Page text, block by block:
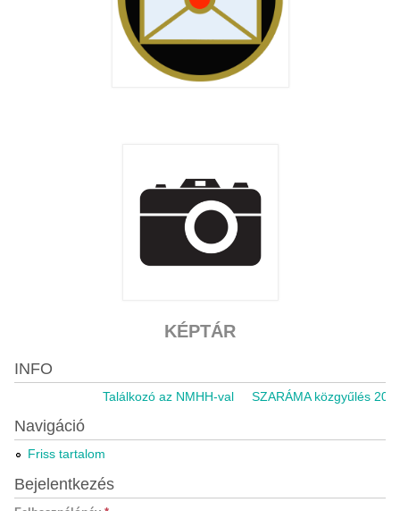
KÉPTÁR
INFO
Találkozó az NMHH-val SZARÁMA közgyűlés
Navigáció
Friss tartalom
Bejelentkezés